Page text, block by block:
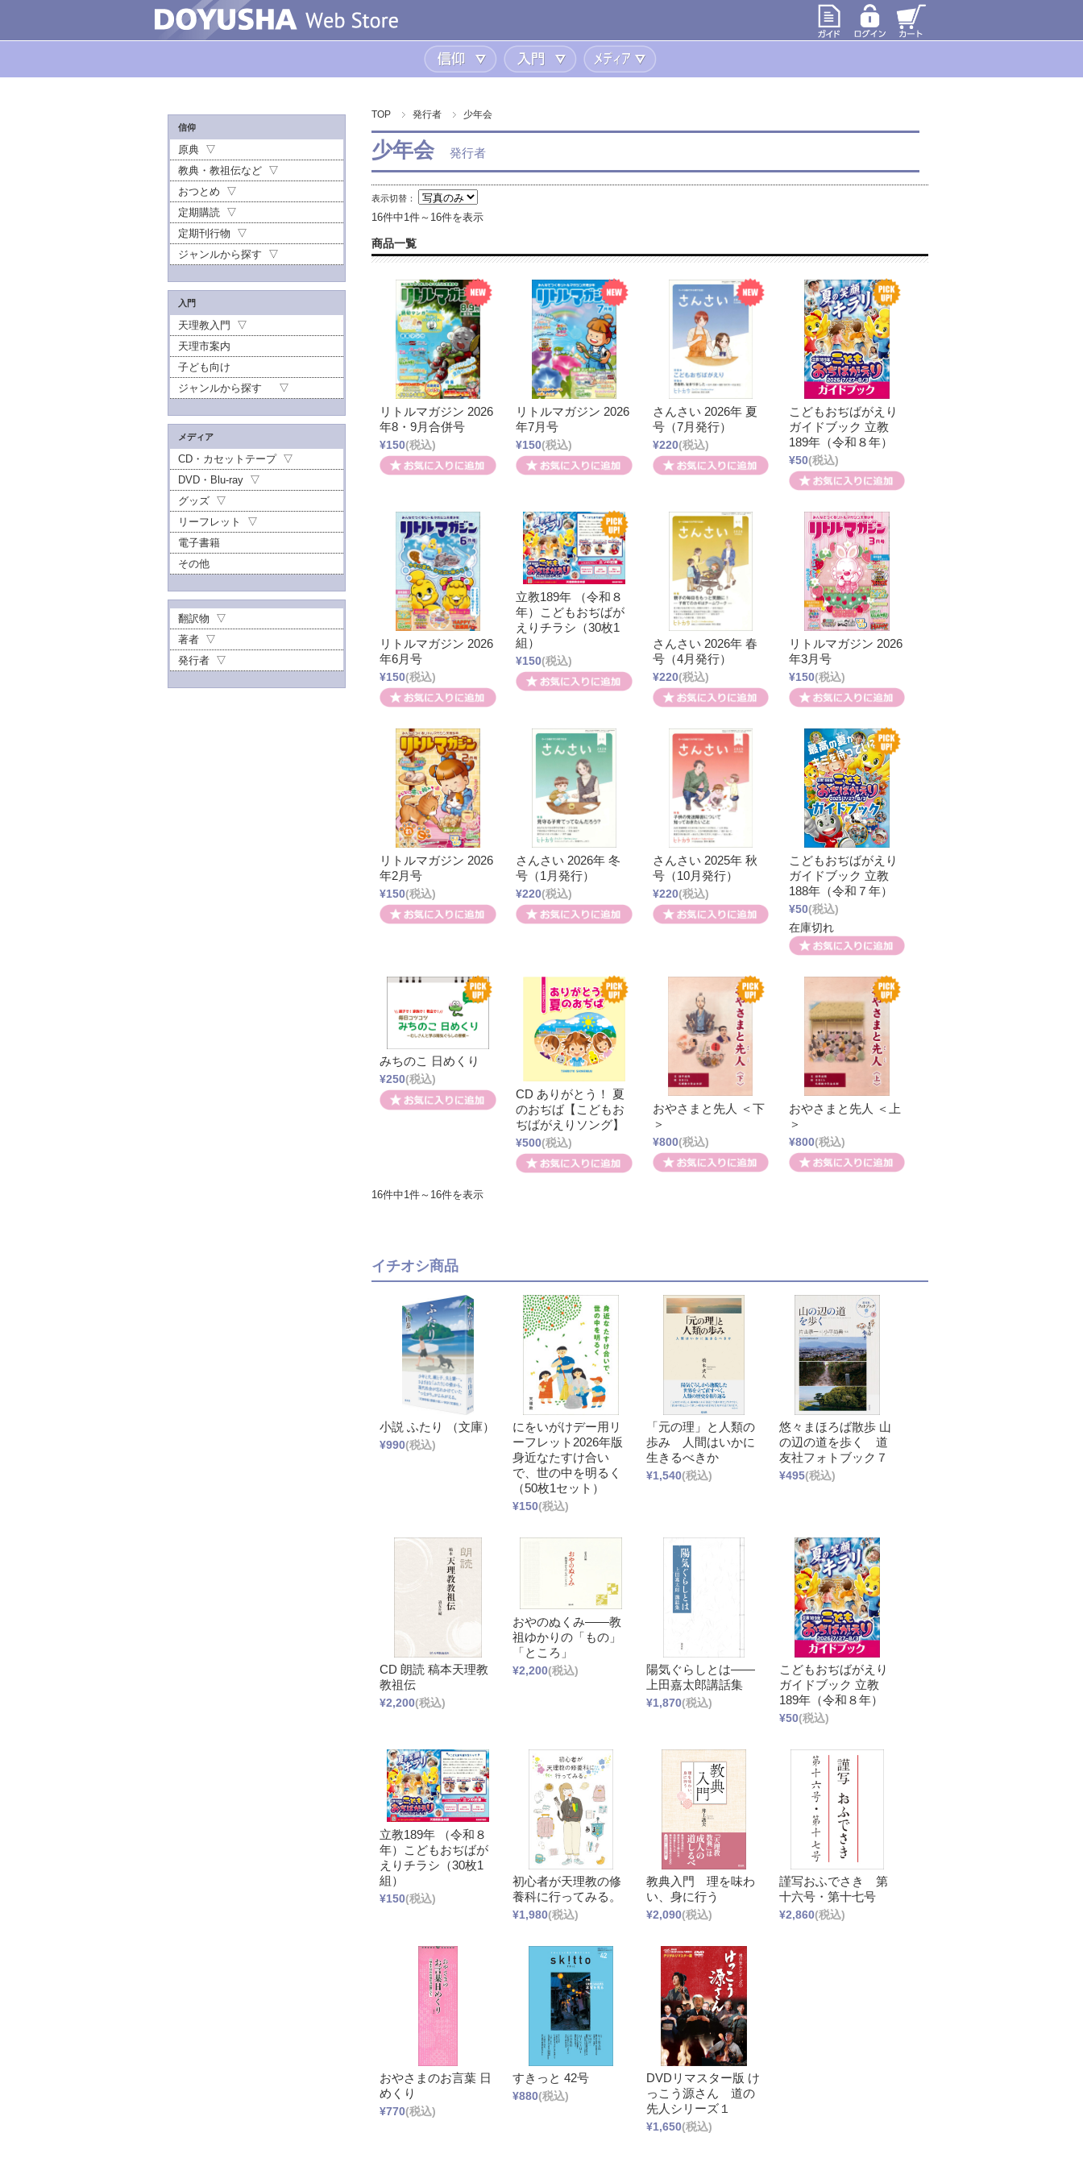
信仰 入門
TOP 発行者 少年会
少年会 発行者
表示切替：
16件中1件～16件を表示
商品一覧
リトルマガジン 2026
年8・9月合併号
¥150(税込)
リトルマガジン 2026
年7月号
¥150(税込)
さんさい 2026年 夏
号（7月発行）
¥220(税込)
こどもおぢばがえり
ガイドブック 立教
189年（令和８年）
¥50(税込)
リトルマガジン 2026
年6月号
¥150(税込)
立教189年 （令和８
年）こどもおぢばが
えりチラシ（30枚1
組）
¥150(税込)
さんさい 2026年 春
号（4月発行）
¥220(税込)
リトルマガジン 2026
年3月号
¥150(税込)
リトルマガジン 2026
年2月号
¥150(税込)
さんさい 2026年 冬
号（1月発行）
¥220(税込)
さんさい 2025年 秋
号（10月発行）
¥220(税込)
こどもおぢばがえり
ガイドブック 立教
188年（令和７年）
¥50(税込)
在庫切れ
みちのこ 日めくり
¥250(税込)
CD ありがとう！ 夏
のおぢば【こどもお
ぢばがえりソング】
¥500(税込)
おやさまと先人 ＜下
＞
¥800(税込)
おやさまと先人 ＜上
＞
¥800(税込)
16件中1件～16件を表示
イチオシ商品
小説 ふたり （文庫）
¥990(税込)
にをいがけデー用リ
ーフレット2026年版
身近なたすけ合い
で、世の中を明るく
（50枚1セット）
¥150(税込)
「元の理」と人類の
歩み 人間はいかに
生きるべきか
¥1,540(税込)
悠々まほろば散歩 山
の辺の道を歩く 道
友社フォトブック７
¥495(税込)
CD 朗読 稿本天理教
教祖伝
¥2,200(税込)
おやのぬくみ――教
祖ゆかりの「もの」
「ところ」
¥2,200(税込)
陽気ぐらしとは――
上田嘉太郎講話集
¥1,870(税込)
こどもおぢばがえり
ガイドブック 立教
189年（令和８年）
¥50(税込)
立教189年 （令和８
年）こどもおぢばが
えりチラシ（30枚1
組）
¥150(税込)
初心者が天理教の修
養科に行ってみる。
¥1,980(税込)
教典入門 理を味わ
い、身に行う
¥2,090(税込)
謹写おふでさき 第
十六号・第十七号
¥2,860(税込)
おやさまのお言葉 日
めくり
¥770(税込)
すきっと 42号
¥880(税込)
DVDリマスター版 け
っこう源さん 道の
先人シリーズ１
¥1,650(税込)
信仰
原典
教典・教祖伝など
おつとめ
定期購読
定期刊行物
ジャンルから探す
入門
天理教入門
天理市案内
子ども向け
ジャンルから探す
メディア
CD・カセットテープ
DVD・Blu-ray
グッズ
リーフレット
電子書籍
その他
翻訳物
著者
発行者